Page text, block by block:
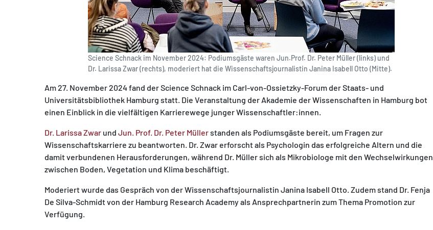
Science Schnack im November 2024: Podiumsgäste waren Jun.Prof. Dr. Peter Müller (links) und
Dr. Larissa Zwar (rechts), moderiert hat die Wissenschaftsjournalistin Janina Isabell Otto (Mitte).
Am 27. November 2024 fand der Science Schnack im Carl-von-Ossietzky-Forum der Staats- und
Universitätsbibliothek Hamburg statt. Die Veranstaltung der Akademie der Wissenschaften in Hamburg bot
einen Einblick in die vielfältigen Karrierewege junger Wissenschaftler:innen.
Dr. Larissa Zwar und Jun. Prof. Dr. Peter Müllerstanden als Podiumsgäste bereit, um Fragen zur
Wissenschaftskarriere zu beantworten. Dr. Zwar erforscht als Psychologin das erfolgreiche Altern und die
damit verbundenen Herausforderungen, während Dr. Müller sich als Mikrobiologe mit den Wechselwirkungen
zwischen Boden, Vegetation und Klima beschäftigt.
Moderiert wurde das Gespräch von der Wissenschaftsjournalistin Janina Isabell Otto. Zudem stand Dr. Fenja
De Silva-Schmidt von der Hamburg Research Academy als Ansprechpartnerin zum Thema Promotion zur
Verfügung.